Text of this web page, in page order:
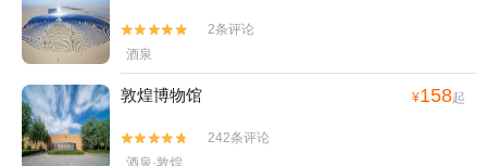


2条评论
酒泉
敦煌博物馆 ¥158起


242条评论